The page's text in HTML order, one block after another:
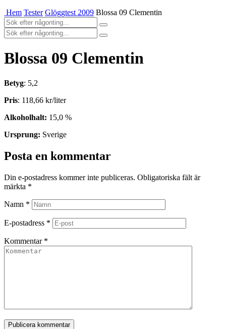
Hem Tester Glöggtest 2009 Blossa 09 Clementin
Blossa 09 Clementin
Betyg: 5,2
Pris: 118,66 kr/liter
Alkoholhalt: 15,0 %
Ursprung: Sverige
Posta en kommentar
Din e-postadress kommer inte publiceras. Obligatoriska fält är
märkta *
Namn *
E-postadress *
Kommentar *
Publicera kommentar